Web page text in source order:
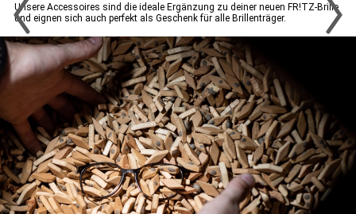
Unsere Accessoires sind die ideale Ergänzung zu deiner neuen FR!TZ-Brille
und eignen sich auch perfekt als Geschenk für alle Brillenträger.